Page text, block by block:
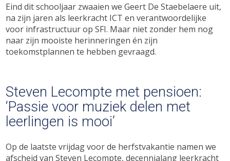
Eind dit schooljaar zwaaien we Geert De Staebelaere uit,
na zijn jaren als leerkracht ICT en verantwoordelijke
voor infrastructuur op SFI. Maar niet zonder hem nog
naar zijn mooiste herinneringen én zijn
toekomstplannen te hebben gevraagd.
Steven Lecompte met pensioen:
‘Passie voor muziek delen met
leerlingen is mooi’
Op de laatste vrijdag voor de herfstvakantie namen we
afscheid van Steven Lecompte, decennialang leerkracht